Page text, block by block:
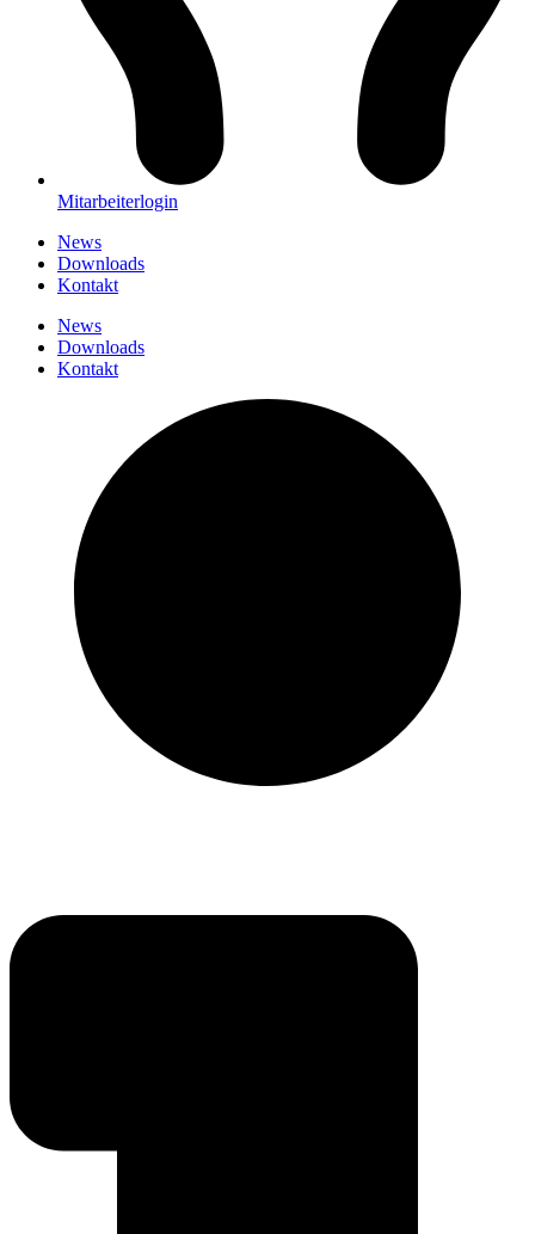
Mitarbeiterlogin
News
Downloads
Kontakt
News
Downloads
Kontakt